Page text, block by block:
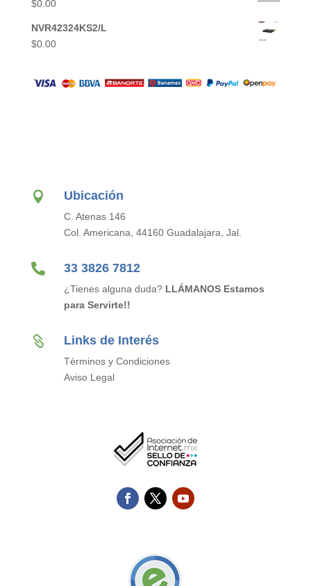
$0.00
NVR42324KS2/L
$0.00
 Ubicación
C. Atenas 146
Col. Americana, 44160 Guadalajara, Jal.
 33 3826 7812
¿Tienes alguna duda? LLÁMANOS Estamos
para Servirte!!
 Links de Interés
Términos y Condiciones
Aviso Legal